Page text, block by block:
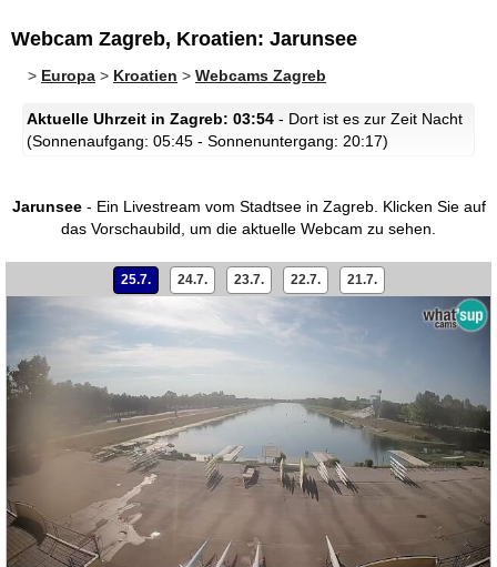
Webcam Zagreb, Kroatien: Jarunsee
> Europa > Kroatien > Webcams Zagreb
Aktuelle Uhrzeit in Zagreb: 03:54 - Dort ist es zur Zeit Nacht
(Sonnenaufgang: 05:45 - Sonnenuntergang: 20:17)
Jarunsee- Ein Livestream vom Stadtsee in Zagreb. Klicken Sie auf
das Vorschaubild, um die aktuelle Webcam zu sehen.
25.7. 24.7. 23.7. 22.7. 21.7.